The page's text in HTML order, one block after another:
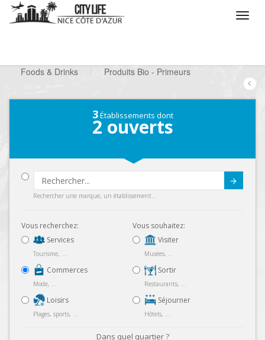
Foods & Drinks
/ Produits Bio - Primeurs
3Établissements dont
2 ouverts
Rechercher une marque, un établissement...
Vous recherchez:
Services
Tourisme, ...
Commerces
Mode, ...
Loisirs
Plages, sports, ...
Vous souhaitez:
Visiter
Musées, ...
Sortir
Restaurants, ...
Séjourner
Hôtels, ...
Dans quel quartier ?